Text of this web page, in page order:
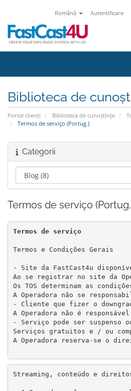
Română Autentificare
Biblioteca de
Portal clienți Biblioteca de cunoștințe
Termos de serviço (Portug.)
Categorii
Termos de serviço
Termos de serviço
Termos e Condições Gerais
- Site da FastCast4u
Ao se registrar no site da
Os TOS determinam as
A Operadora não se
- Cliente que fizer o
A Operadora não é
- Serviço pode ser suspenso
Serviços gratuitos e / ou
A Operadora reserva-se o
Streaming, conteúdo e